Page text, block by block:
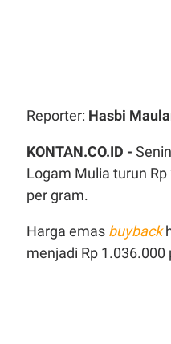
Reporter: Hasbi
KONTAN.CO.ID -
Logam Mulia turun
per gram.
Harga emas buyback
menjadi Rp 1.036.000